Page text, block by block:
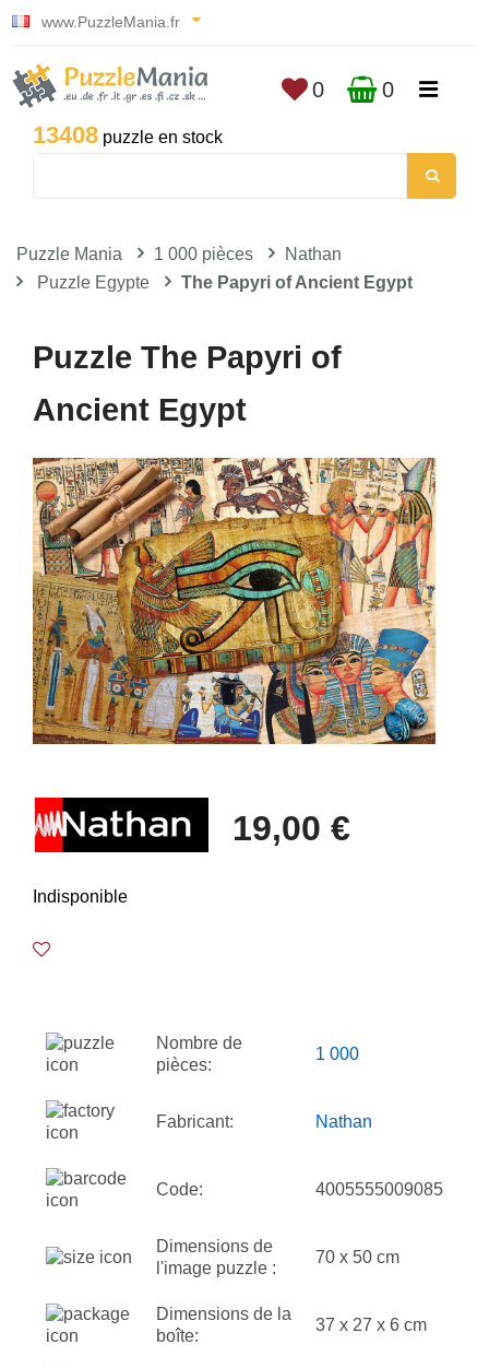
www.PuzzleMania.fr
13408 puzzle en stock
0 0
Puzzle Mania 1 000 pièces
Nathan
Puzzle Egypte
The Papyri of Ancient Egypt
Puzzle The Papyri of
Ancient Egypt
19,00 €
Indisponible
Nombre de
pièces:
1 000
Fabricant: Nathan
Code: 4005555009085
Dimensions de
l'image puzzle :
70 x 50 cm
Dimensions de la
boîte:
37 x 27 x 6 cm